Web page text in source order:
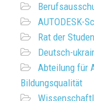
AUTODESK-
Rat der
Deutsch-
Abteilung für
Bildungsqualität